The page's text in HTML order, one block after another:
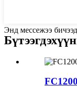
Энд мессежээ